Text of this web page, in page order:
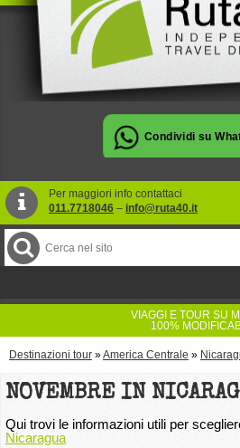
Per maggiori info contattaci
011.7718046 – info@ruta40.it
VIAGGI E TOUR SU
100%
Destinazioni tour »America Centrale »
NOVEMBRE IN
Qui trovi le informazioni utili per
Nicaragua